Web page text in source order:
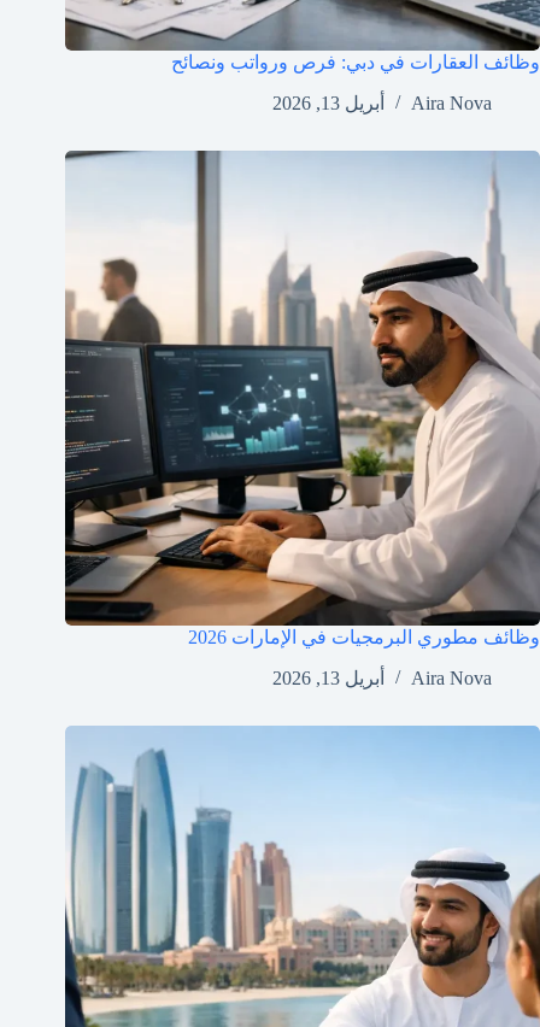
وظائف العقارات في دبي: فرص ورواتب ونصائح
Aira Nova
أبريل 13, 2026
وظائف مطوري البرمجيات في الإمارات 2026
Aira Nova
أبريل 13, 2026